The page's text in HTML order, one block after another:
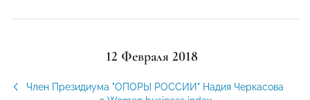
12 Февраля 2018
Член Президиума "ОПОРЫ РОССИИ" Надия Черкасова